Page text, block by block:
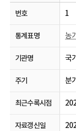
1
농
국
분기